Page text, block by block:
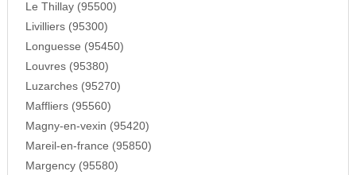
Le Thillay (95500)
Livilliers (95300)
Longuesse (95450)
Louvres (95380)
Luzarches (95270)
Maffliers (95560)
Magny-en-vexin (95420)
Mareil-en-france (95850)
Margency (95580)